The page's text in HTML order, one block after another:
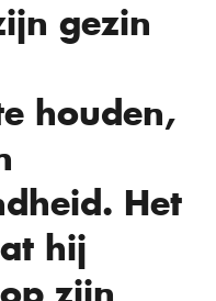
gezin
houden,
Het
hij